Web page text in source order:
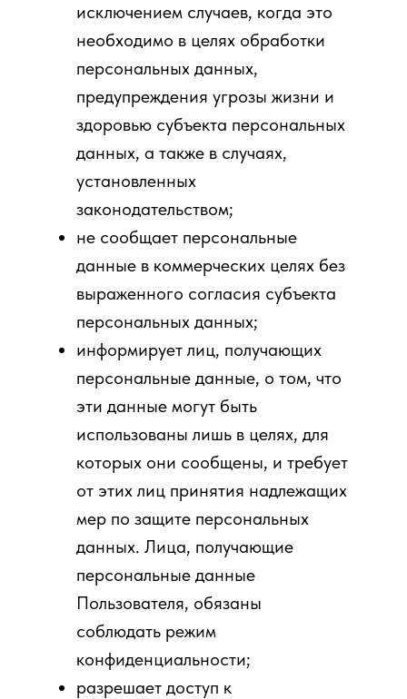
исключением случаев, когда это
необходимо в целях обработки
персональных данных,
предупреждения угрозы жизни и
здоровью субъекта персональных
данных, а также в случаях,
установленных
законодательством;
не сообщает персональные
данные в коммерческих целях без
выраженного согласия субъекта
персональных данных;
информирует лиц, получающих
персональные данные, о том, что
эти данные могут быть
использованы лишь в целях, для
которых они сообщены, и требует
от этих лиц принятия надлежащих
мер по защите персональных
данных. Лица, получающие
персональные данные
Пользователя, обязаны
соблюдать режим
конфиденциальности;
разрешает доступ к
Часто задаваемые
вопросы